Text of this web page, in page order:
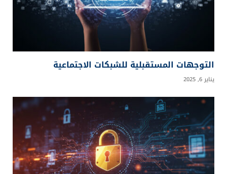
التوجهات المستقبلية للشبكات الاجتماعية
يناير 6, 2025